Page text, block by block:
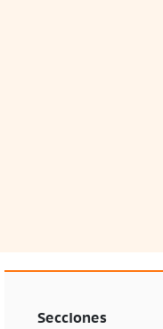
Secciones